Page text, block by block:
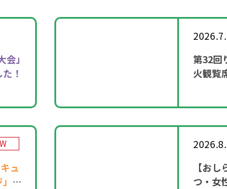
」
！
第32回
火観覧
ュ
開
【お
つ・女